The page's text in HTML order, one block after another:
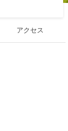
アクセス